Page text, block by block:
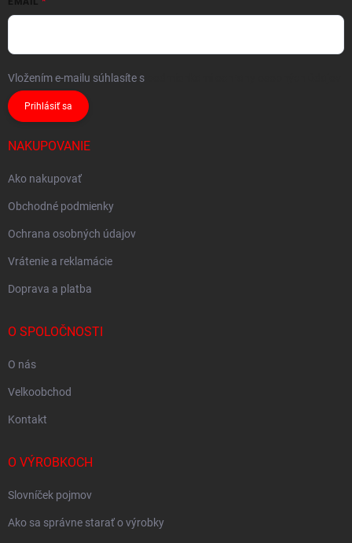
Vložením e-mailu súhlasíte s
Prihlásiť sa
NAKUPOVANIE
Ako nakupovať
Obchodné podmienky
Ochrana osobných údajov
Vrátenie a reklamácie
Doprava a platba
O SPOLOČNOSTI
O nás
Velkoobchod
Kontakt
O VÝROBKOCH
Slovníček pojmov
Ako sa správne starať o výrobky